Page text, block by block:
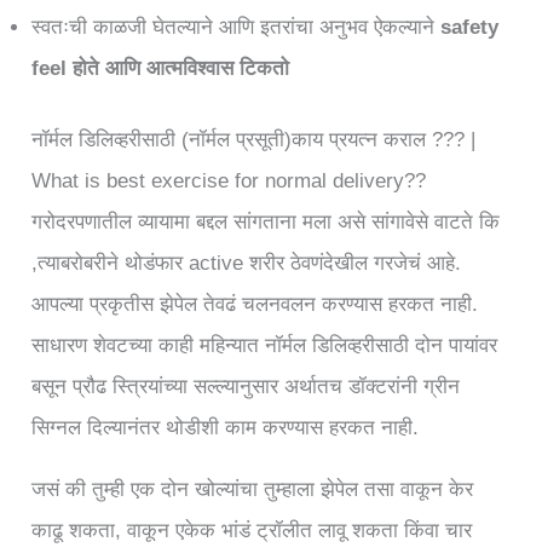
स्वतःची काळजी घेतल्याने आणि इतरांचा अनुभव ऐकल्यानेsafety
feel होते आणि आत्मविश्वास टिकतो
नॉर्मल डिलिव्हरीसाठी (नॉर्मल प्रसूती)काय प्रयत्न कराल ??? |
What is best exercise for normal delivery??
गरोदरपणातील व्यायामा बद्दल सांगताना मला असे सांगावेसे वाटते कि
,त्याबरोबरीने थोडंफार active शरीर ठेवणंदेखील गरजेचं आहे.
आपल्या प्रकृतीस झेपेल तेवढं चलनवलन करण्यास हरकत नाही.
साधारण शेवटच्या काही महिन्यात नॉर्मल डिलिव्हरीसाठी दोन पायांवर
बसून प्रौढ स्त्रियांच्या सल्ल्यानुसार अर्थातच डॉक्टरांनी ग्रीन
सिग्नल दिल्यानंतर थोडीशी काम करण्यास हरकत नाही.
जसं की तुम्ही एक दोन खोल्यांचा तुम्हाला झेपेल तसा वाकून केर
काढू शकता, वाकून एकेक भांडं ट्रॉलीत लावू शकता किंवा चार